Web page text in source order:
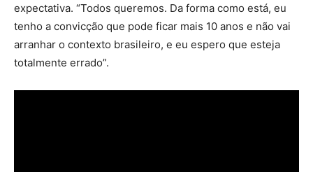
expectativa. “Todos queremos. Da forma como está, eu
tenho a convicção que pode ficar mais 10 anos e não vai
arranhar o contexto brasileiro, e eu espero que esteja
totalmente errado”.